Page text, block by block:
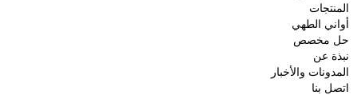
المنتجات
أواني الطهي
حل مخصص
نبذة عن
المدونات والأخبار
اتصل بنا